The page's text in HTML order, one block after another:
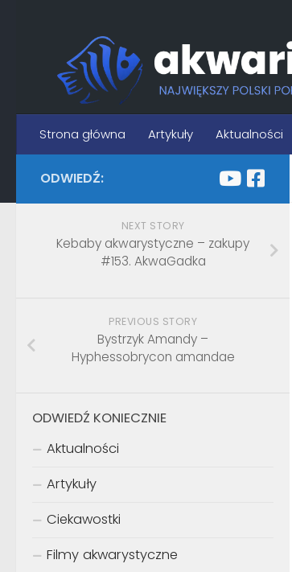
Strona główna Artykuły Aktualności
ODWIEDŹ:
NEXT STORY
Kebaby akwarystyczne – zakupy
#153​. AkwaGadka
PREVIOUS STORY
Bystrzyk Amandy –
Hyphessobrycon amandae
ODWIEDŹ KONIECZNIE
Aktualności
Artykuły
Ciekawostki
Filmy akwarystyczne